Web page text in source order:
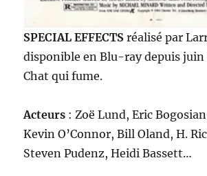
SPECIAL EFFECTSréalisé par
disponible en Blu-ray depuis juin
Chat qui fume.
Acteurs : Zoë Lund, Eric
Kevin O’Connor, Bill Oland, H.
Steven Pudenz, Heidi Bassett…